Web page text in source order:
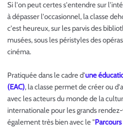
Si l'on peut certes s'entendre sur
à dépasser l'occasionnel, la classe
c'est heureux, sur les parvis des
musées, sous les péristyles des
cinéma.
Pratiquée dans le cadre d'une
(EAC), la classe permet de créer ou
avec les acteurs du monde de la
internationale pour les grands
également très bien avec le "